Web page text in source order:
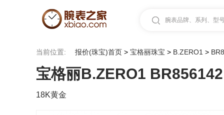
腕表品牌、系列、型
当前位置: 报价(珠宝)首页 > 宝格丽珠宝 > B.ZERO1 >
宝格丽B.ZERO1 BR856142
18K黄金